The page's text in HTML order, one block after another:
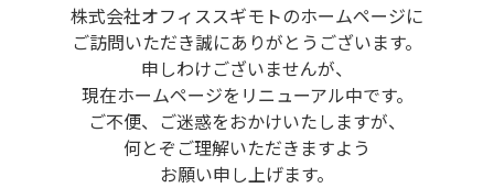
株式会社オフィススギモトのホームページに
ご訪問いただき誠にありがとうございます。
申しわけございませんが、
現在ホームページをリニューアル中です。
ご不便、ご迷惑をおかけいたしますが、
何とぞご理解いただきますよう
お願い申し上げます。